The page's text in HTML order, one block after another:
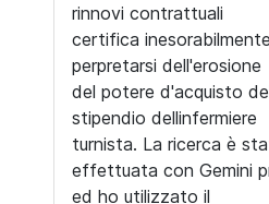
rinnovi contrattuali
certifica
perpretarsi dell'erosione
del potere d'acquisto
stipendio dellinfermiere
turnista. La ricerca è
effettuata con Gemini
ed ho utilizzato il